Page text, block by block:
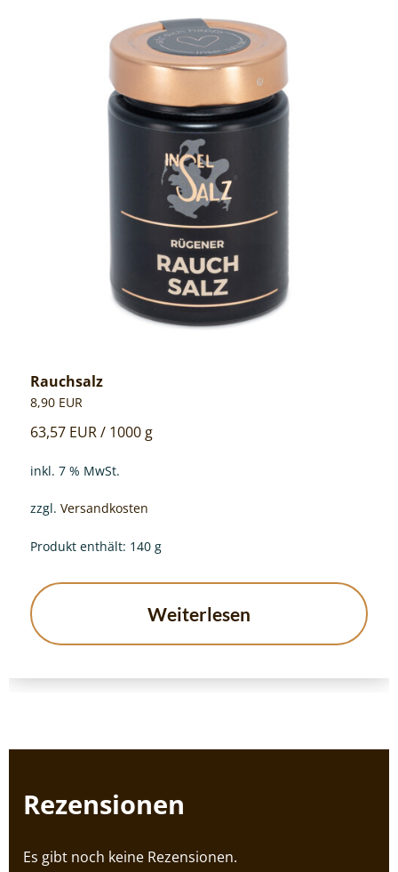
Rauchsalz
8,90 EUR
63,57 EUR/ 1000 g
inkl. 7 % MwSt.
zzgl. Versandkosten
Produkt enthält: 140 g
Weiterlesen
Rezensionen
Es gibt noch keine Rezensionen.